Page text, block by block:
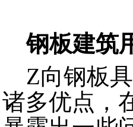
钢板建筑
Z向钢板具
诸多优点，